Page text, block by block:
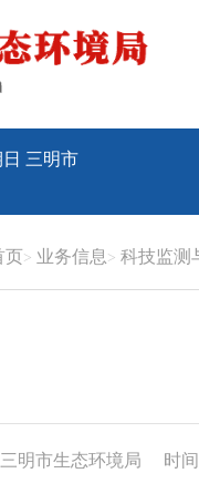
三明市
页 业务信息 科技监测
明市生态环境局 时